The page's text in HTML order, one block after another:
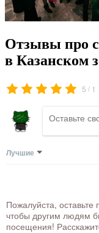
Отзывы про
в Казанском
5 / 1
Лучшие
Пожалуйста,
чтобы другим людям
посещения!